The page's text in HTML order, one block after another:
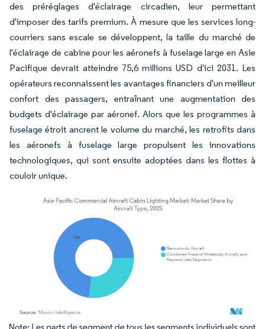
des préréglages d'éclairage circadien, leur permettant
d'imposer des tarifs premium. À mesure que les services long-
courriers sans escale se développent, la taille du marché de
l'éclairage de cabine pour les aéronefs à fuselage large en Asie
Pacifique devrait atteindre 75,6 millions USD d'ici 2031. Les
opérateurs reconnaissent les avantages financiers d'un meilleur
confort des passagers, entraînant une augmentation des
budgets d'éclairage par aéronef. Alors que les programmes à
fuselage étroit ancrent le volume du marché, les retrofits dans
les aéronefs à fuselage large propulsent les innovations
technologiques, qui sont ensuite adoptées dans les flottes à
couloir unique.